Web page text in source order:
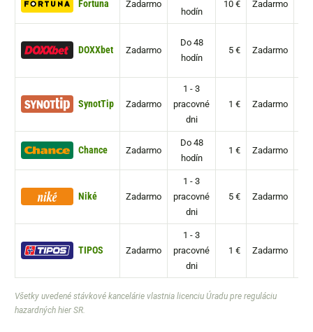
Fortuna Zadarmo
hodín
10 € Zadarmo
DOXXbet Zadarmo
Do 48
hodín
5 € Zadarmo
SynotTip Zadarmo
1 - 3
pracovné
dni
1 € Zadarmo
Chance Zadarmo
Do 48
hodín
1 € Zadarmo
Niké Zadarmo
1 - 3
pracovné
dni
5 € Zadarmo
TIPOS Zadarmo
1 - 3
pracovné
dni
1 € Zadarmo
Všetky uvedené stávkové kancelárie vlastnia licenciu Úradu pre reguláciu
hazardných hier SR.